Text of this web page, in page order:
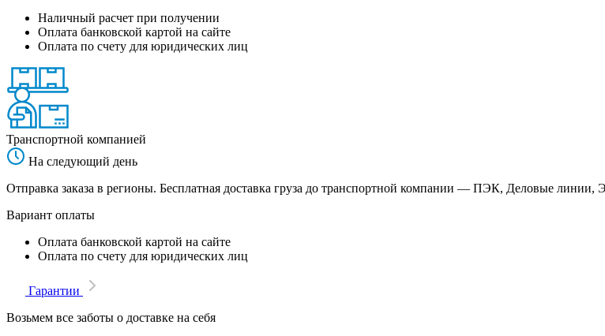
Наличный расчет при получении
Оплата банковской картой на сайте
Оплата по счету для юридических лиц
Транспортной компанией
На следующий день
Отправка заказа в регионы. Бесплатная доставка груза до транспортной компании — ПЭК, Деловые
Вариант оплаты
Оплата банковской картой на сайте
Оплата по счету для юридических лиц
Гарантии
Возьмем все заботы о доставке на себя